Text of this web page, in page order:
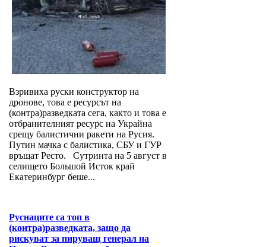
Взривиха руски конструктор на
дронове, това е ресурсът на
(контра)разведката сега, както и това е
отбранителният ресурс на Украйна
срещу балистични ракети на Русия.
Путин мачка с балистика, СБУ и ГУР
връщат Ресто. Сутринта на 5 август в
селището Большой Исток край
Екатеринбург беше...
Руснаците са топ в
(контра)разведката, защо да
рискуват за пируващ генерал на